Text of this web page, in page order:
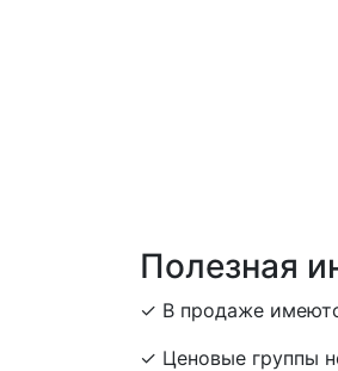
Полезная
✓ В продаже
✓ Ценовые группы